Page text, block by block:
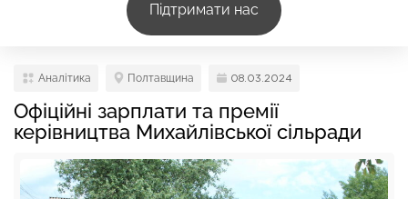
Підтримати нас
Аналітика Полтавщина 08.03.2024
Офіційні зарплати та премії
керівництва Михайлівської сільради